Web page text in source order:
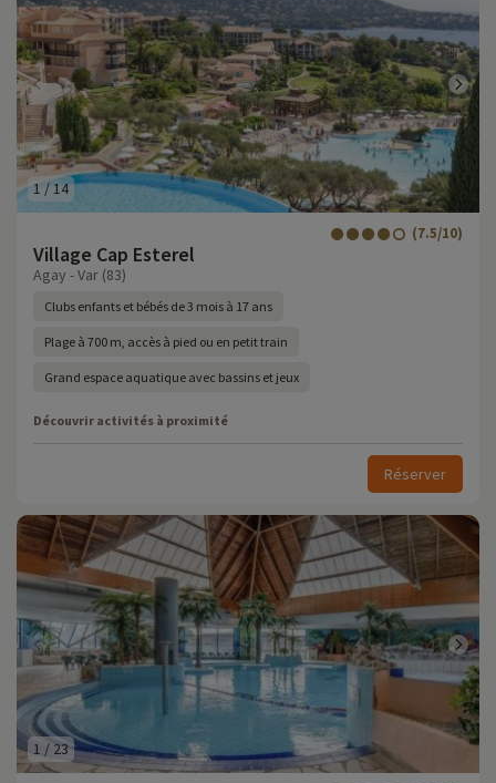
1 /14
Village Cap Esterel
(7.5/10)
Agay - Var (83)
Clubs enfants et bébés de 3 mois à 17 ans
Plage à 700 m, accès à pied ou en petit train
Grand espace aquatique avec bassins et jeux
Découvrir activités à proximité
Réserver
1 / 23